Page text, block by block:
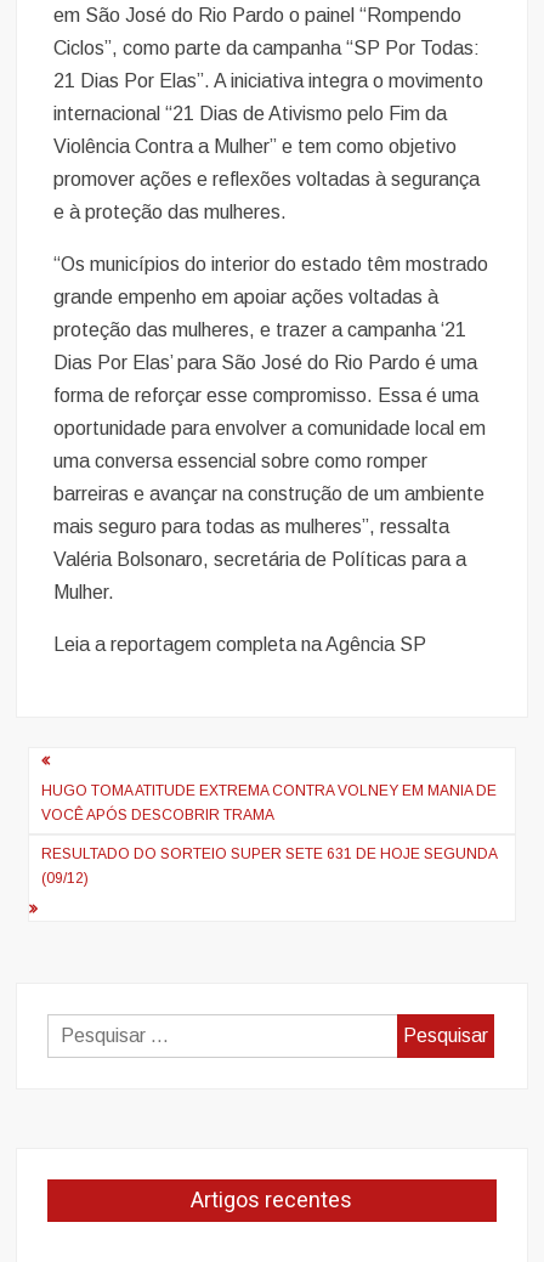
em São José do Rio Pardo o painel “Rompendo
Ciclos”, como parte da campanha “SP Por Todas:
21 Dias Por Elas”. A iniciativa integra o movimento
internacional “21 Dias de Ativismo pelo Fim da
Violência Contra a Mulher” e tem como objetivo
promover ações e reflexões voltadas à segurança
e à proteção das mulheres.
“Os municípios do interior do estado têm mostrado
grande empenho em apoiar ações voltadas à
proteção das mulheres, e trazer a campanha ‘21
Dias Por Elas’ para São José do Rio Pardo é uma
forma de reforçar esse compromisso. Essa é uma
oportunidade para envolver a comunidade local em
uma conversa essencial sobre como romper
barreiras e avançar na construção de um ambiente
mais seguro para todas as mulheres”, ressalta
Valéria Bolsonaro, secretária de Políticas para a
Mulher.
Leia a reportagem completa na Agência SP
Navegação
de
artigos
HUGO TOMA ATITUDE EXTREMA CONTRA VOLNEY EM MANIA DE
VOCÊ APÓS DESCOBRIR TRAMA
RESULTADO DO SORTEIO SUPER SETE 631 DE HOJE SEGUNDA
(09/12)
Pesquisar
por:
Artigos recentes